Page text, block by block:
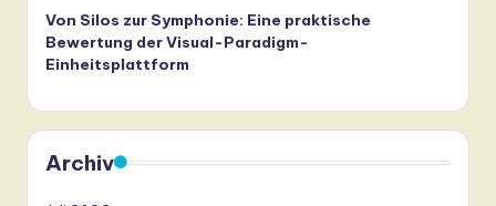
Von Silos zur Symphonie: Eine praktische
Bewertung der Visual-Paradigm-
Einheitsplattform
Archiv